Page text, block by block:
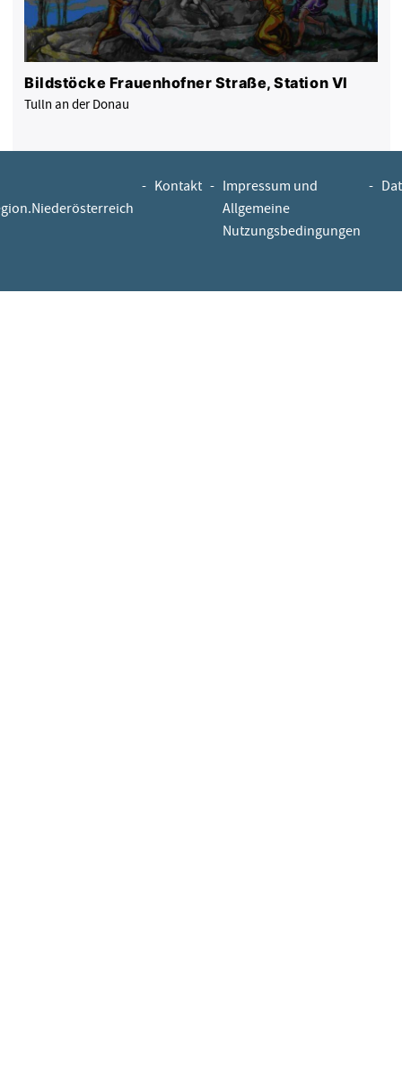
Bildstöcke Frauenhofner Straße, Station VI
Tulln an der Donau
- Kontakt - Impressum und
Allgemeine
Nutzungsbedingungen
-